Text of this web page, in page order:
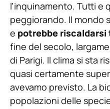
l’inquinamento. Tutti e
peggiorando. Il mondo
e potrebbe riscaldarsi
fine del secolo,
di Parigi. Il clima si sta
quasi certamente
avevamo previsto. La
popolazioni delle